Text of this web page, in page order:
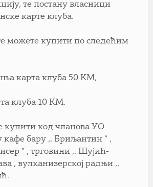
те постану власници
карте клуба.
можете купити по следећим
карта клуба 50 КМ,
клуба 10 КМ.
купити код чланова УО
кафе бару ,, Бриљантин ” ,
” , трговини ,, Шујић-
, вулканизерској радњи ,,